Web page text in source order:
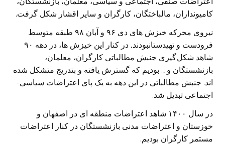
کامیونداران، مالباختگان، کارگران و سایر اقشار شکل گرفت.
نیروی محرکه خیزش های دی ۹۶ و آبان ۹۸ طبقه متوسط
فرودست و تهیدستانبودند.
در کنار این خیزش ها، در دهه ۹۰
شاهد شکل گیری جنبش مطالباتی کارگران، معلمان،
بازنشستگان و … بودیم که گسترش یافته و بتدریج متشکل شده
اند. جنبش مطالباتی در این دهه به یک پای اعتراضات سیاسی-
اجتماعی تبدیل شد.
در سال ۱۴۰۰ شاهد اعتراضات منطقه ای در اصفهان و
خوزستان و اعتراضات مدنی بازنشستگان در کنار اعتراضات
مستمر کارگران بودیم.